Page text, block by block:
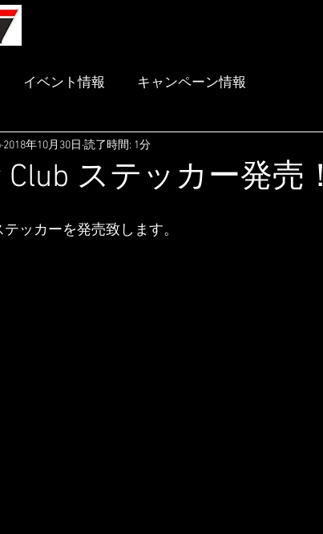
イベント情報 キャンペーン情報
Club ステッカー発売！
2018年10月30日 読了時間: 1分
テッカーを発売致します。